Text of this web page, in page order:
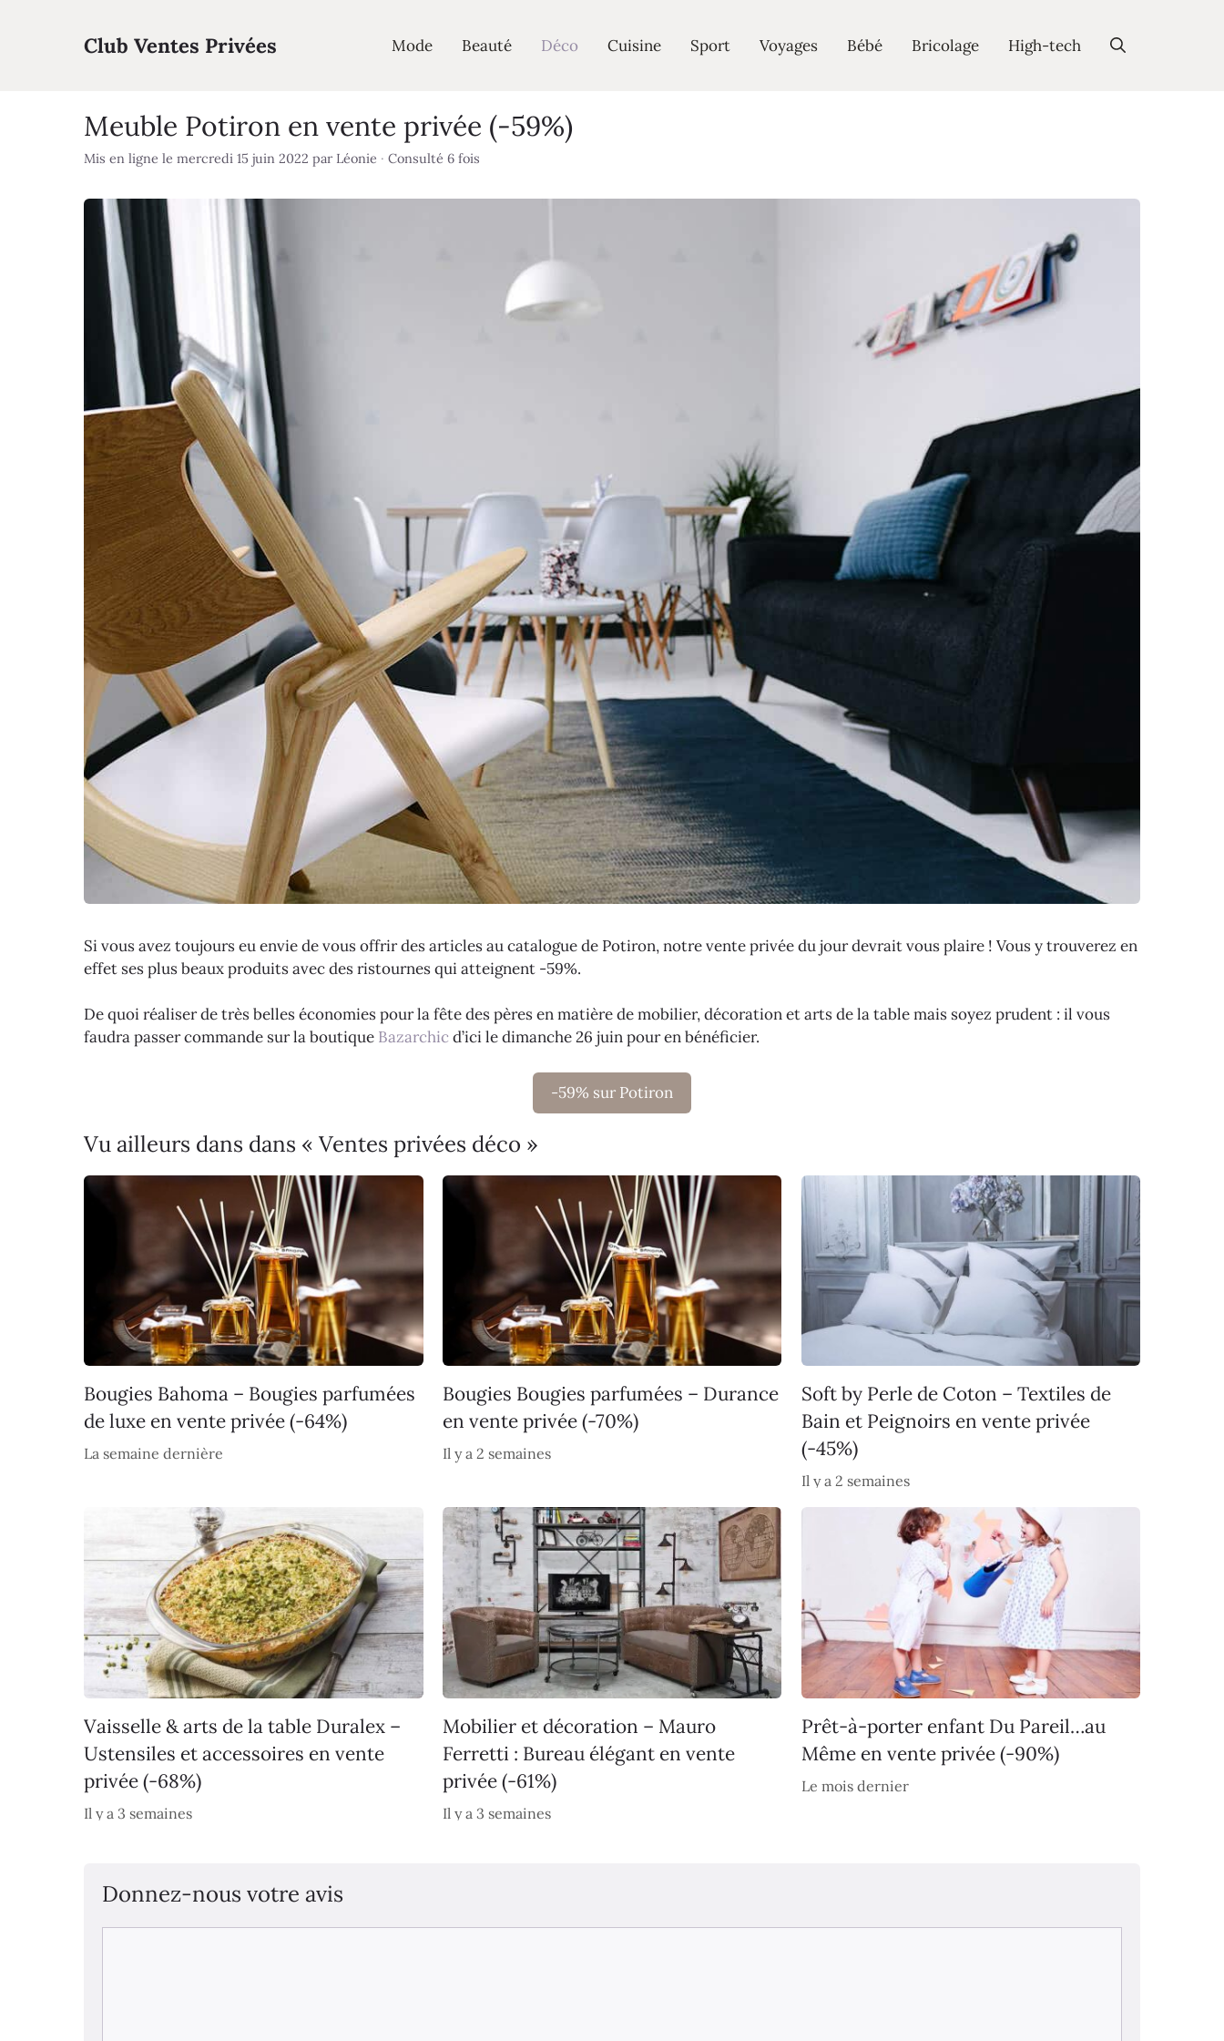
Club Ventes Privées Mode Beauté Déco Cuisine Sport Voyages Bébé Bricolage High-tech
Meuble Potiron en vente privée (-59%)
Mis en ligne le mercredi 15 juin 2022 par Léonie · Consulté 6 fois
Si vous avez toujours eu envie de vous offrir des articles au catalogue de Potiron, notre vente privée du jour devrait vous plaire ! Vous y trouverez en
effet ses plus beaux produits avec des ristournes qui atteignent -59%.
De quoi réaliser de très belles économies pour la fête des pères en matière de mobilier, décoration et arts de la table mais soyez prudent : il vous
faudra passer commande sur la boutique Bazarchicd’ici le dimanche 26 juin pour en bénéficier.
-59% sur Potiron
Vu ailleurs dans dans « Ventes privées déco »
Bougies Bahoma – Bougies parfumées
de luxe en vente privée (-64%)
La semaine dernière
Bougies Bougies parfumées – Durance
en vente privée (-70%)
Il y a 2 semaines
Soft by Perle de Coton – Textiles de
Bain et Peignoirs en vente privée
(-45%)
Il y a 2 semaines
Vaisselle & arts de la table Duralex –
Ustensiles et accessoires en vente
privée (-68%)
Il y a 3 semaines
Mobilier et décoration – Mauro
Ferretti : Bureau élégant en vente
privée (-61%)
Il y a 3 semaines
Prêt-à-porter enfant Du Pareil…au
Même en vente privée (-90%)
Le mois dernier
Donnez-nous votre avis